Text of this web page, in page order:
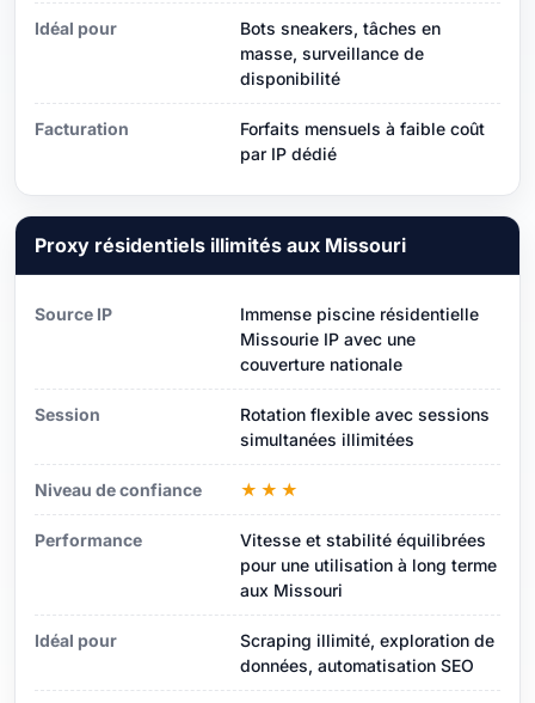
Idéal pour
Bots sneakers, tâches en
masse, surveillance de
disponibilité
Facturation
Forfaits mensuels à faible coût
par IP dédié
Proxy résidentiels illimités aux Missouri
Source IP
Immense piscine résidentielle
Missourie IP avec une
couverture nationale
Session
Rotation flexible avec sessions
simultanées illimitées
Niveau de confiance ★★★
Performance
Vitesse et stabilité équilibrées
pour une utilisation à long terme
aux Missouri
Idéal pour
Scraping illimité, exploration de
données, automatisation SEO